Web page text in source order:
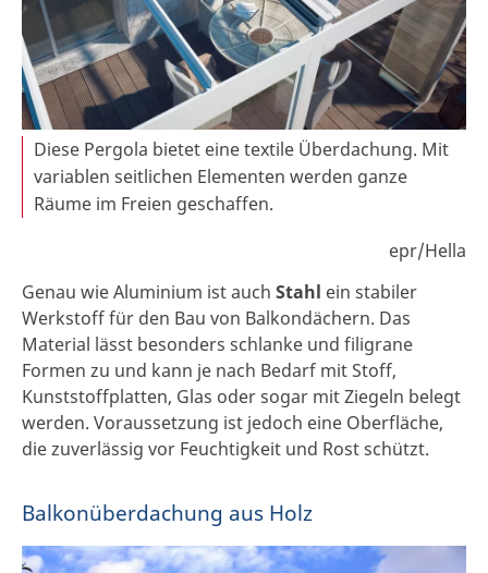
Diese Pergola bietet eine textile Überdachung. Mit
variablen seitlichen Elementen werden ganze
Räume im Freien geschaffen.
epr/Hella
Genau wie Aluminium ist auch Stahl ein stabiler
Werkstoff für den Bau von Balkondächern. Das
Material lässt besonders schlanke und filigrane
Formen zu und kann je nach Bedarf mit Stoff,
Kunststoffplatten, Glas oder sogar mit Ziegeln belegt
werden. Voraussetzung ist jedoch eine Oberfläche,
die zuverlässig vor Feuchtigkeit und Rost schützt.
Balkonüberdachung aus Holz